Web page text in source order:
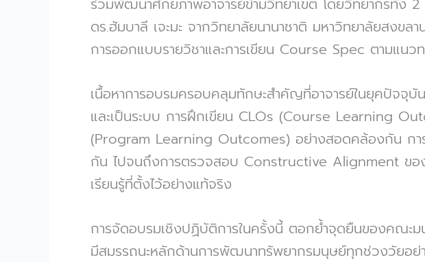
ร่วมพัฒนาศักยภาพอาจารย์ข้ามวิทยาเขต โดยวิทยากรทั้ง
ดร.ฮัมบาลี เจะมะ จากวิทยาลัยนานาชาติ มหาวิทยาลัยสงข
การออกแบบรายวิชาและการเขียน Course Spec ตามแน
เนื้อหาการอบรมครอบคลุมทักษะสำคัญที่อาจารย์ในยุคปัจจุ
และเป็นระบบ การฝึกเขียน CLOs (Course Learning
(Program Learning Outcomes) อย่างสอดคล้องกัน กา
กัน ไปจนถึงการตรวจสอบ Constructive Alignment ของ
เรียนรู้ที่ตั้งไว้อย่างแท้จริง
การจัดอบรมเชิงปฏิบัติการในครั้งนี้ ตอกย้ำจุดยืนของคณะ
มีสมรรถนะหลักด้านการพัฒนาทรัพยากรมนุษย์ทุกช่วงวัยอ